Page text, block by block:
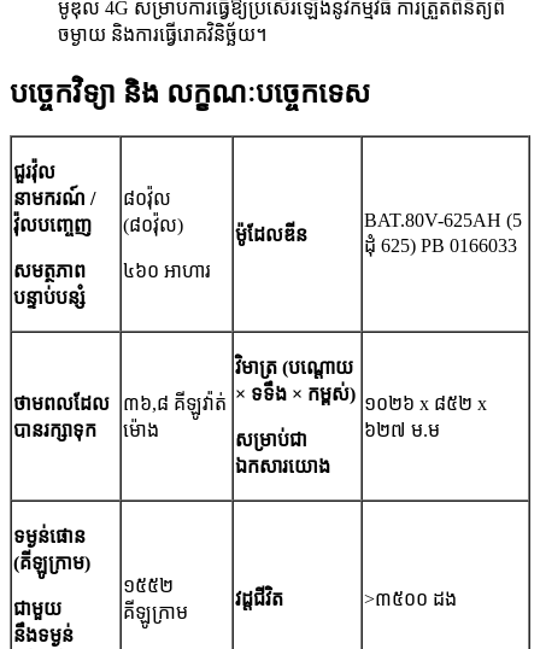
ម៉ូឌុល 4G សម្រាប់ការធ្វើឱ្យប្រសើរឡើងនូវកម្មវិធី ការត្រួតពិនិត្យពី
ចម្ងាយ និងការធ្វើរោគវិនិច្ឆ័យ។
បច្ចេកវិទ្យា និង លក្ខណៈបច្ចេកទេស
ជួរវ៉ុល
នាមករណ៍ /
វ៉ុលបញ្ចេញ
សមត្ថភាព
បន្ទាប់បន្សំ
៨០វ៉ុល
(៨០វ៉ុល)
៤៦០ អាហារ
ម៉ូដែលឌីន
BAT.80V-625AH (5
ដុំ 625) PB 0166033
ថាមពលដែល
បានរក្សាទុក
៣៦,៨ គីឡូវ៉ាត់
ម៉ោង
វិមាត្រ (បណ្តោយ
× ទទឹង × កម្ពស់)
សម្រាប់ជា
ឯកសារយោង
១០២៦ x ៨៥២ x
៦២៧ ម.ម
ទម្ងន់ផោន
(គីឡូក្រាម)
ជាមួយ
នឹងទម្ងន់
១៥៥២
គីឡូក្រាម
វដ្តជីវិត >៣៥០០ ដង